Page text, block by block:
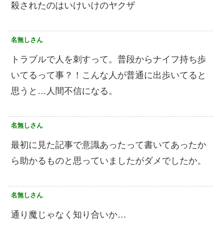
殺されたのはいけいけのヤクザ
名無しさん
トラブルで人を刺すって。普段からナイフ持ち歩
いてるって事？！こんな人が普通に出歩いてると
思うと…人間不信になる。
名無しさん
最初に見た記事で意識あったって書いてあったか
ら助かるものと思っていましたがダメでしたか。
名無しさん
通り魔じゃなく知り合いか…